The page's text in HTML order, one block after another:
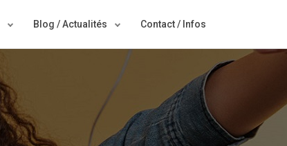
Blog / Actualités Contact / Infos